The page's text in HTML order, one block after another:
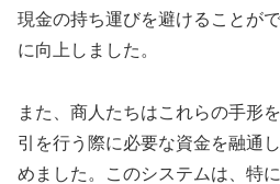
現金の持ち運びを避けることが
に向上しました。
また、商人たちはこれらの手形
引を行う際に必要な資金を融通
めました。このシステムは、特